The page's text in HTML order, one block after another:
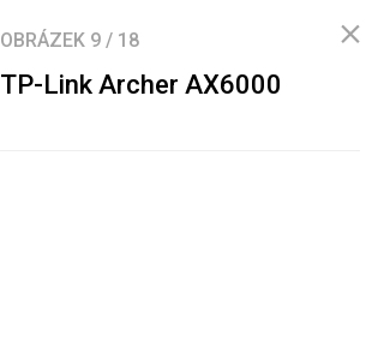
OBRÁZEK 9 / 18
TP-Link Archer AX6000